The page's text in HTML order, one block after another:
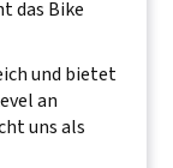
das Bike
und bietet
an
uns als